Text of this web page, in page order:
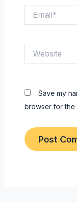
Save my
browser for the